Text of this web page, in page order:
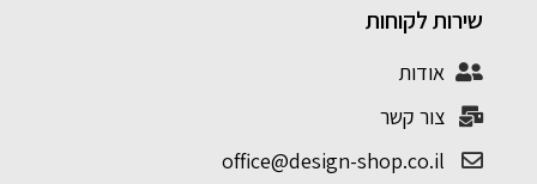
שירות לקוחות
אודות
צור קשר
office@design-shop.co.il